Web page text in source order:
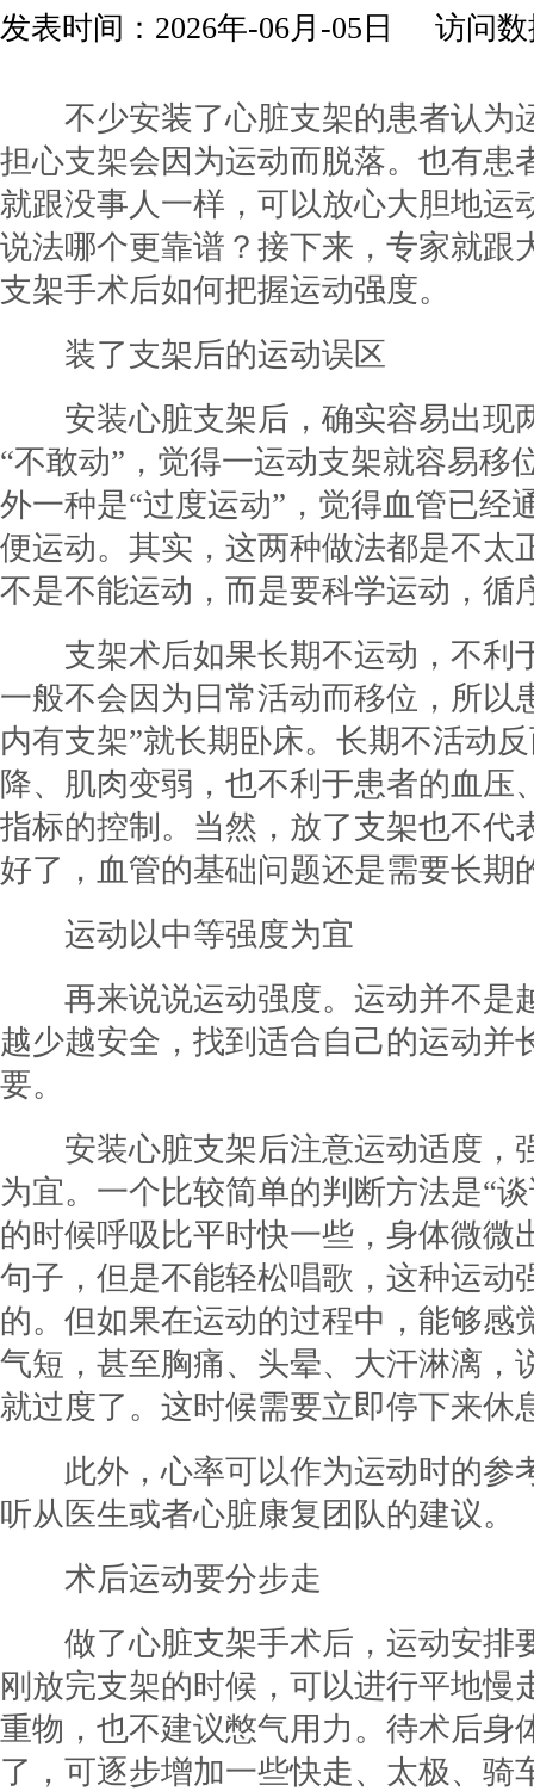
发表时间：2026年-06月-05日 访问数
不少安装了心脏支架的患者认为
担心支架会因为运动而脱落。也有患
就跟没事人一样，可以放心大胆地运
说法哪个更靠谱？接下来，专家就跟
支架手术后如何把握运动强度。
装了支架后的运动误区
安装心脏支架后，确实容易出现
“不敢动”，觉得一运动支架就容易移
外一种是“过度运动”，觉得血管已经
便运动。其实，这两种做法都是不太
不是不能运动，而是要科学运动，循
支架术后如果长期不运动，不利
一般不会因为日常活动而移位，所以
内有支架”就长期卧床。长期不活动
降、肌肉变弱，也不利于患者的血压
指标的控制。当然，放了支架也不代
好了，血管的基础问题还是需要长期
运动以中等强度为宜
再来说说运动强度。运动并不是
越少越安全，找到适合自己的运动并
要。
安装心脏支架后注意运动适度，
为宜。一个比较简单的判断方法是“
的时候呼吸比平时快一些，身体微微
句子，但是不能轻松唱歌，这种运动
的。但如果在运动的过程中，能够感
气短，甚至胸痛、头晕、大汗淋漓，
就过度了。这时候需要立即停下来休
此外，心率可以作为运动时的参
听从医生或者心脏康复团队的建议。
术后运动要分步走
做了心脏支架手术后，运动安排
刚放完支架的时候，可以进行平地慢
重物，也不建议憋气用力。待术后身
了，可逐步增加一些快走、太极、骑